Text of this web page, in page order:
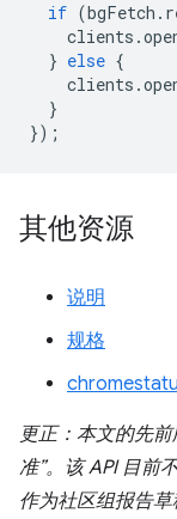
if (bgFetch .
clients .
} else {
clients .
}
});
其他资源
说明
规格
更正：本文的先
准”。该 API 目前
作为社区组报告草